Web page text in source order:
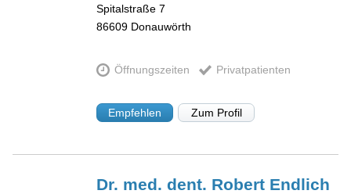
Spitalstraße 7
86609 Donauwörth
Öffnungszeiten Privatpatienten
Empfehlen Zum Profil
Dr. med. dent. Robert Endlich